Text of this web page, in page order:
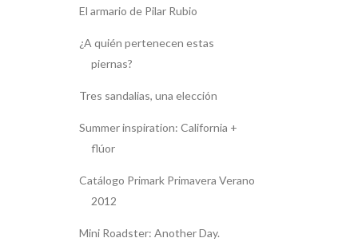
El armario de Pilar Rubio
¿A quién pertenecen estas
piernas?
Tres sandalias, una elección
Summer inspiration: California +
flúor
Catálogo Primark Primavera Verano
2012
Mini Roadster: Another Day.